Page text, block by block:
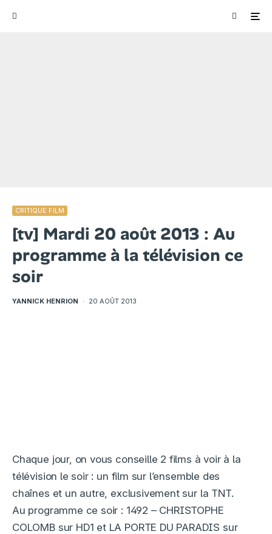
CRITIQUE FILM
[tv] Mardi 20 août 2013 : Au
programme à la télévision ce
soir
YANNICK HENRION · 20 AOÛT 2013
Chaque jour, on vous conseille 2 films à voir à la
télévision le soir : un film sur l’ensemble des
chaînes et un autre, exclusivement sur la TNT.
Au programme ce soir : 1492 – CHRISTOPHE
COLOMB sur HD1 et LA PORTE DU PARADIS sur